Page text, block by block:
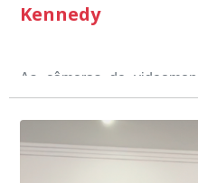
Kennedy
As câmeras de
Presidente Kennedy
01 de junho, uma
adulteração,
videomonitoramento
Durante a abordagem a
através da conferência